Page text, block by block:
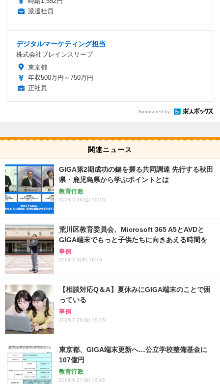
派遣社員
デジタルマーケティング担当
株式会社ブレインスリープ
東京都
年収500万円～750万円
正社員
Sponsored by
関連ニュース
GIGA第2期成功の鍵を握る共同調達 先行する秋田
県・鹿児島県から学ぶポイントとは
教育行政
2024.7.26(金) 10:15
荒川区教育委員会、Microsoft 365 A5とAVDと
GIGA端末でもっと子供たちに向きあえる時間を
事例
2024.7.4(木) 16:15
【相談対応Q＆A】夏休みにGIGA端末のことで困
っている
事例
2024.7.26(金) 19:15
東京都、GIGA端末更新へ…公立学校整備基金に
107億円
教育行政
2024.6.21(金) 13:45